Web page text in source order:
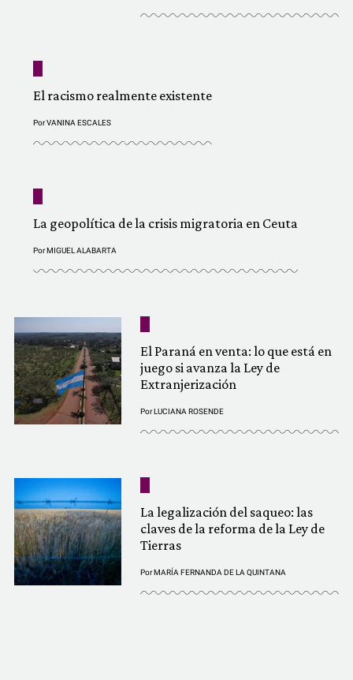
El racismo realmente existente
PorVANINA ESCALES
La geopolítica de la crisis migratoria en Ceuta
PorMIGUEL ALABARTA
El Paraná en venta: lo que está en
juego si avanza la Ley de
Extranjerización
PorLUCIANA ROSENDE
La legalización del saqueo: las
claves de la reforma de la Ley de
Tierras
PorMARÍA FERNANDA DE LA QUINTANA